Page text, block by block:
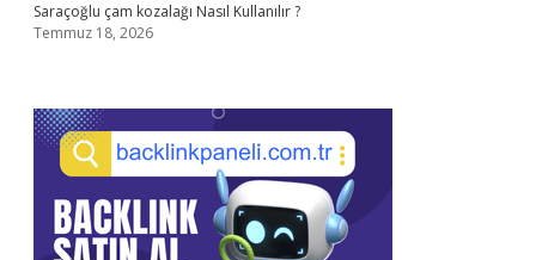
Saraçoğlu çam kozalağı Nasıl Kullanılır ?
Temmuz 18, 2026